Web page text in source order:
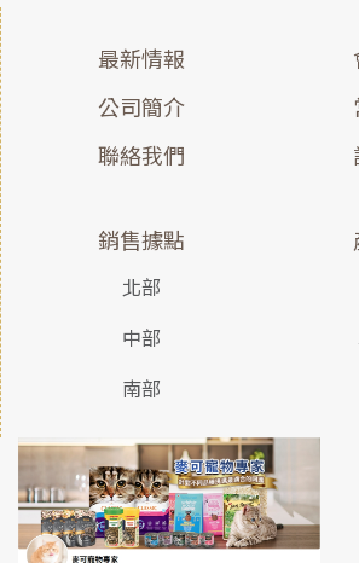
最新情報
公司簡介
聯絡我們
銷售據點
北部
中部
南部